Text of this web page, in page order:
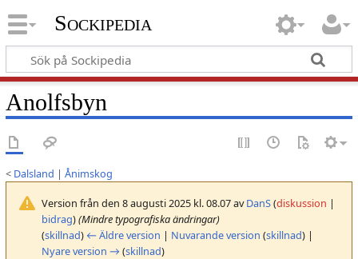
Sockipedia
Anolfsbyn
< Dalsland | Ånimskog
Version från den 8 augusti 2025 kl. 08.07 avDanS(diskussion |
bidrag)(Mindre typografiska ändringar)
(skillnad) ← Äldre version | Nuvarande version (skillnad) |
Nyare version → (skillnad)